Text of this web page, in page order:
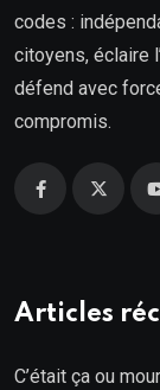
codes :
citoyens, éclaire
défend avec
compromis.
Articles
C’était ça ou